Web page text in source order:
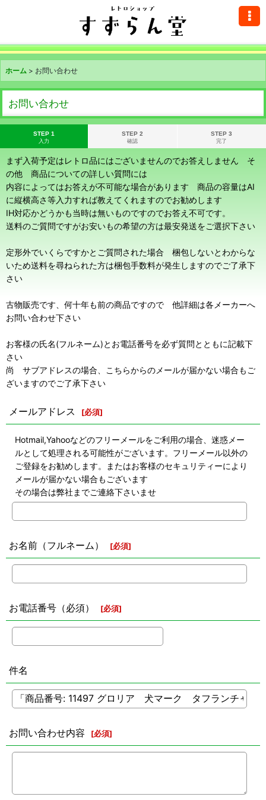
ホーム > お問い合わせ
お問い合わせ
STEP 1
入力
STEP 2
確認
STEP 3
完了
まず入荷予定はレトロ品にはございませんのでお答えしません そ
の他 商品についての詳しい質問には
内容によってはお答えが不可能な場合があります 商品の容量はAI
に縦横高さ等入力すれば教えてくれますのでお勧めします
IH対応かどうかも当時は無いものですのでお答え不可です。
送料のご質問ですがお安いもの希望の方は最安発送をご選択下さい
定形外でいくらですかとご質問された場合 梱包しないとわからな
いため送料を尋ねられた方は梱包手数料が発生しますのでご了承下
さい
古物販売です、何十年も前の商品ですので 他詳細は各メーカーへ
お問い合わせ下さい
お客様の氏名(フルネーム)とお電話番号を必ず質問とともに記載下
さい
尚 サブアドレスの場合、こちらからのメールが届かない場合もご
ざいますのでご了承下さい
メールアドレス [必須]
Hotmail,Yahooなどのフリーメールをご利用の場合、迷惑メー
ルとして処理される可能性がございます。フリーメール以外の
ご登録をお勧めします。またはお客様のセキュリティーにより
メールが届かない場合もございます
その場合は弊社までご連絡下さいませ
お名前（フルネーム） [必須]
お電話番号（必須） [必須]
件名
お問い合わせ内容 [必須]